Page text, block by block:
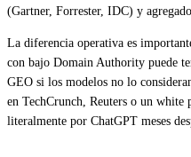
(Gartner, Forrester, IDC) y
La diferencia operativa es
con bajo Domain Authority puede
GEO si los modelos no lo
en TechCrunch, Reuters o un white
literalmente por ChatGPT meses